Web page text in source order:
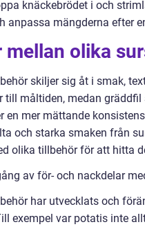
knäckebrödet i och
anpassa mängderna efter
mellan olika
skiljer sig åt i smak,
till måltiden, medan
en mer mättande
och starka smaken från
olika tillbehör för att hitta
av för- och nackdelar
har utvecklats och
exempel var potatis inte